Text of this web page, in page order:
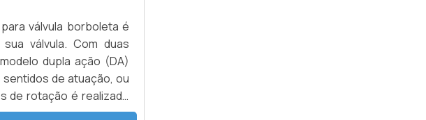
para válvula borboleta é
válvula. Com duas
dupla ação (DA)
de atuação, ou
de rotação é realizado
de utilização ou